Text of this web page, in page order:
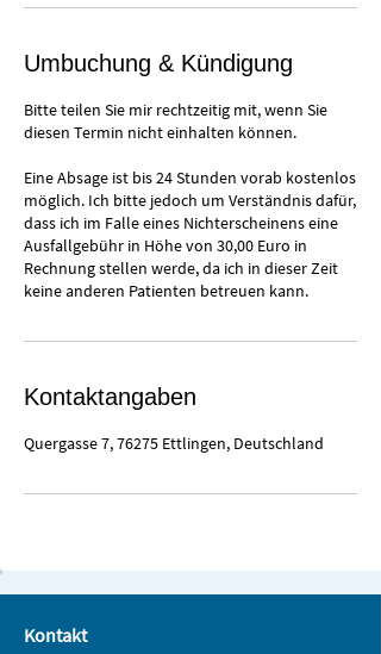
Umbuchung & Kündigung
Bitte teilen Sie mir rechtzeitig mit, wenn Sie
diesen Termin nicht einhalten können.
Eine Absage ist bis 24 Stunden vorab kostenlos
möglich. Ich bitte jedoch um Verständnis dafür,
dass ich im Falle eines Nichterscheinens eine
Ausfallgebühr in Höhe von 30,00 Euro in
Rechnung stellen werde, da ich in dieser Zeit
keine anderen Patienten betreuen kann.
Kontaktangaben
Quergasse 7, 76275 Ettlingen, Deutschland
Kontakt